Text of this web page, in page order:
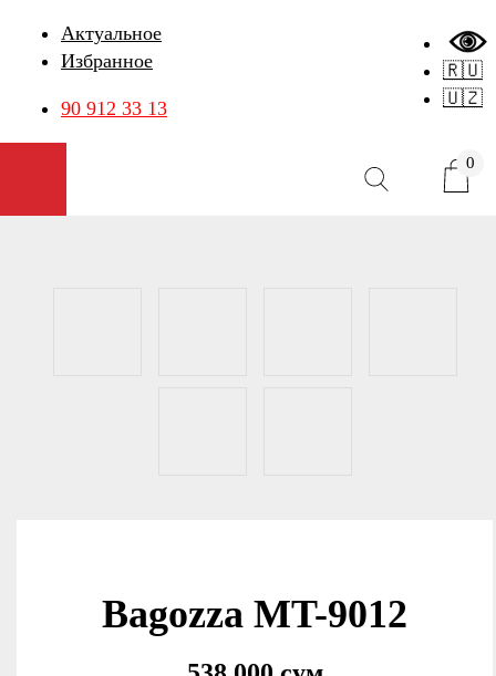
Актуальное
Избранное
90 912 33 13
🇷🇺
🇺🇿
0
Bagozza MT-9012